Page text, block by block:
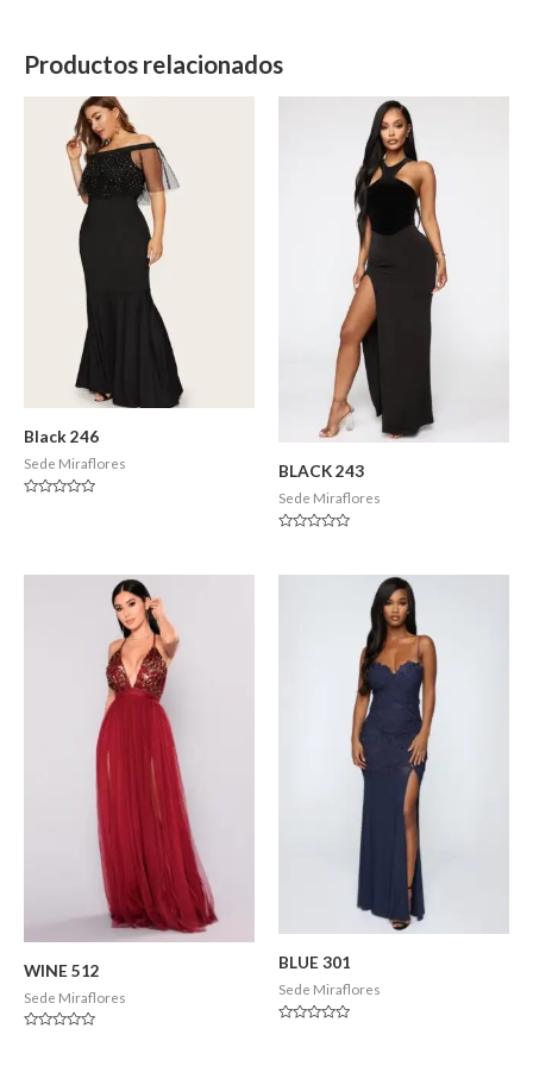
Productos relacionados
Black 246
Sede Miraflores BLACK 243
Sede Miraflores
WINE 512
Sede Miraflores
BLUE 301
Sede Miraflores